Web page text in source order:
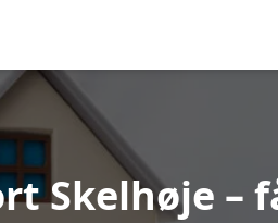
Skelhøje –